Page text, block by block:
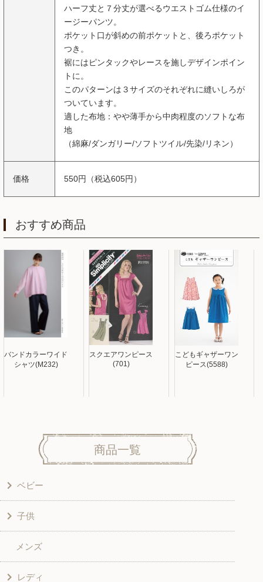
ハーフ丈と７分丈が選べるウエストゴム仕様のイ
ージーパンツ。
ポケット口が斜めの前ポケットと、後ろポケット
つき。
裾にはピンタックやレースを施しデザインポイン
トに。
このパターンは３サイズのそれぞれに縫いしろが
ついています。
適した布地：やや薄手から中肉程度のソフトな布
地
（綿麻/ダンガリー/ソフトツイル/先染/リネン）
価格 550円（税込605円）
おすすめ商品
バンドカラーワイド
シャツ(M232)
スクエアワンピース
(701)
こどもギャザーワン
ピース(5588)
商品一覧
ベビー
洋服
和風衣類
グッズ
子供
ワンピース
シャツ・ブラウス
メンズ
レディ